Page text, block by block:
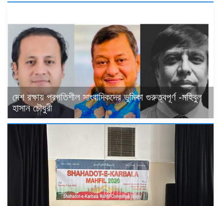
দেশ রক্ষায় প্রগতিশীল সাংবাদিকদের ভুমিকা গুরুত্বপূর্ণ -মহিবুল
হাসান চৌধুরী